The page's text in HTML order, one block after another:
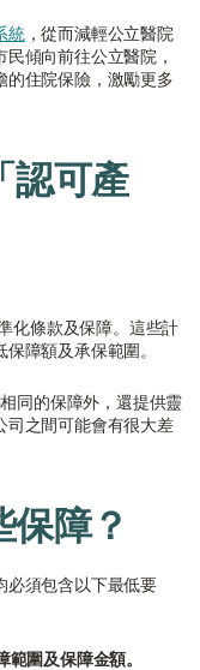
統，從而減輕公立醫院
傾向前往公立醫院，
的住院保險，激勵更多
認可產
化條款及保障。這些計
保障額及承保範圍。
同的保障外，還提供靈
司之間可能會有很大差
保障？
必須包含以下最低要
圍及保障金額。